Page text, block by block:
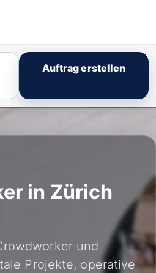
Auftrag erstellen
in Zürich
und
Projekte, operative